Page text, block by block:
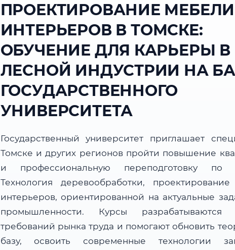
ПРОЕКТИРОВАНИЕ
ИНТЕРЬЕРОВ В ТОМСКЕ:
ОБУЧЕНИЕ ДЛЯ КАРЬЕРЫ В
ЛЕСНОЙ ИНДУСТРИИ НА
ГОСУДАРСТВЕННОГО
УНИВЕРСИТЕТА
Государственный университет приглашает
Томске и других регионов пройти повышение
и профессиональную переподготовку по
Технология деревообработки,
интерьеров, ориентированной на актуальные
промышленности. Курсы
требований рынка труда и помогают обновить
базу, освоить современные технологии